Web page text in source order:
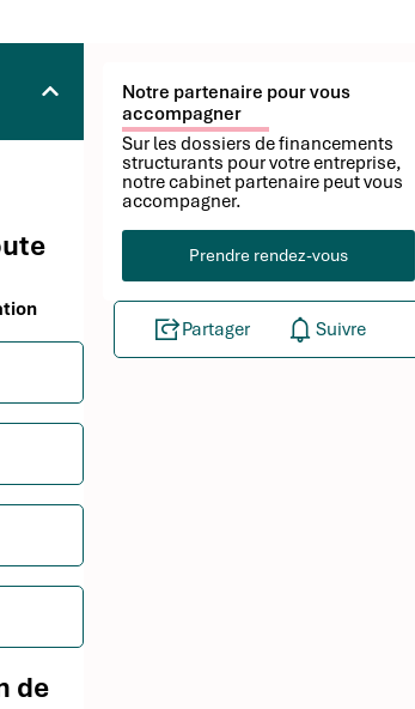
de
Notre partenaire pour vous
accompagner
Sur les dossiers de financements
structurants pour votre entreprise,
notre cabinet partenaire peut vous
accompagner.
Prendre rendez-vous
Partager Suivre